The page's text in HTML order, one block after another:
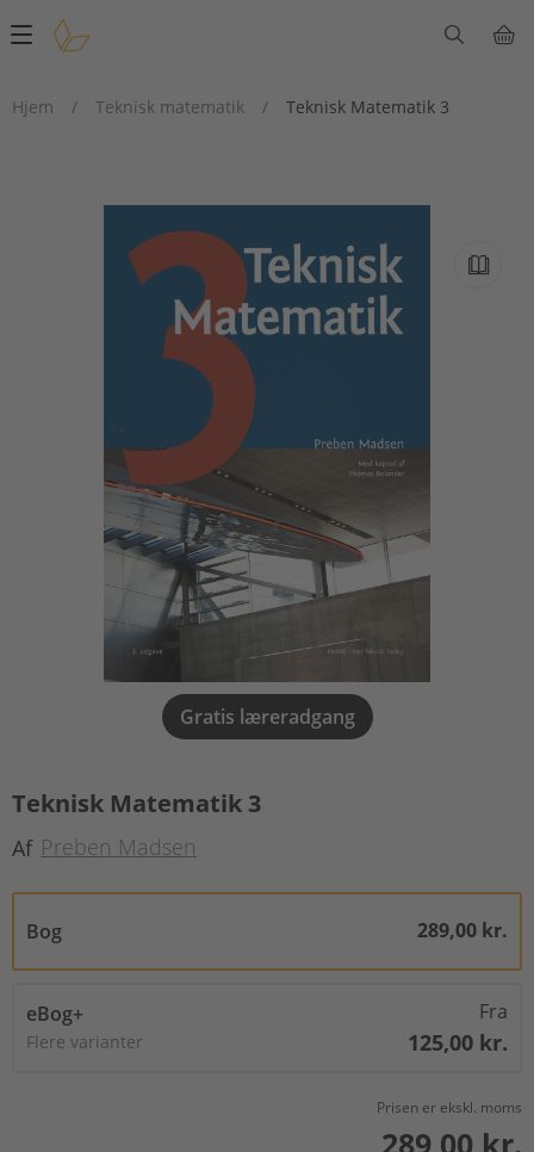
Main
Hjem
/ Teknisk matematik / Teknisk Matematik 3
Gratis læreradgang
Teknisk Matematik 3
Af Preben Madsen
Bog 289,00 kr.
eBog+
Flere varianter
Fra
125,00 kr.
Prisen er ekskl. moms
289,00 kr.